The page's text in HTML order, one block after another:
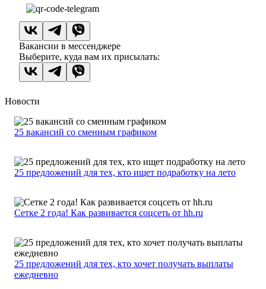
Вакансии в мессенджере
Выберите, куда вам их присылать:
Новости
25 вакансий со сменным графиком
25 предложений для тех, кто ищет подработку на лето
Сетке 2 года! Как развивается соцсеть от hh.ru
25 предложений для тех, кто хочет получать выплаты
ежедневно